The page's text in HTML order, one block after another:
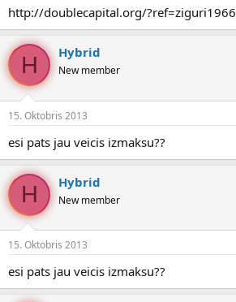
http://doublecapital.org/?ref=ziguri1966
H Hybrid
New member
15. Oktobris 2013
esi pats jau veicis izmaksu??
H Hybrid
New member
15. Oktobris 2013
esi pats jau veicis izmaksu??